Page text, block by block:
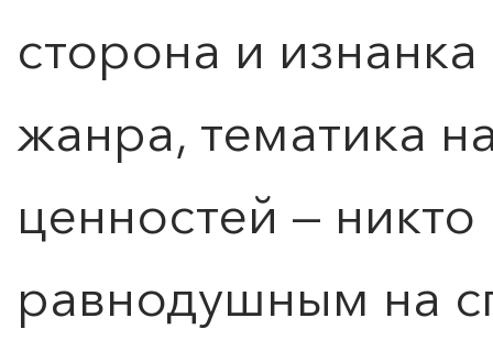
сторона и
жанра, тематика
ценностей — никто
равнодушным на